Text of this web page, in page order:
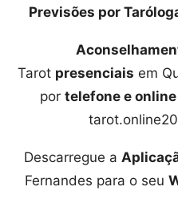
Previsões por
Tarot presenciais em
por telefone e online
Descarregue a
Fernandes para o seu